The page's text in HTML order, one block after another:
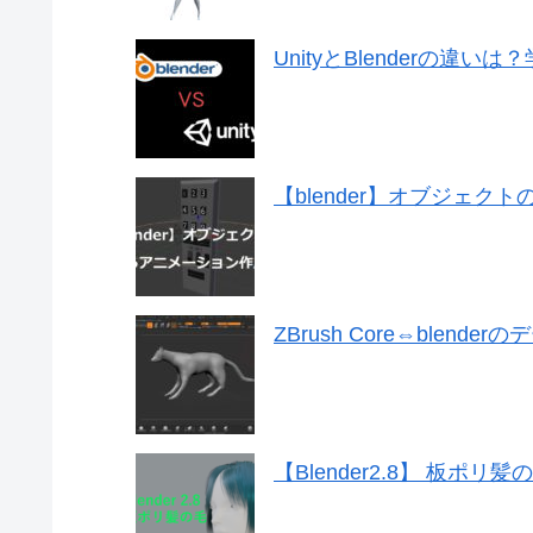
UnityとBlenderの違いは
【blender】オブジェク
ZBrush Core⇔blenderの
【Blender2.8】 板ポリ髪